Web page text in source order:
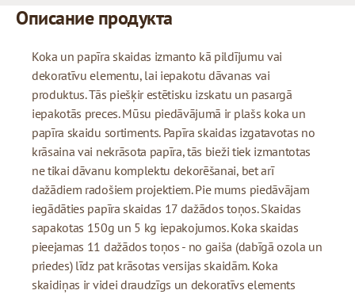
Описание продукта
Koka un papīra skaidas izmanto kā pildījumu vai
dekoratīvu elementu, lai iepakotu dāvanas vai
produktus. Tās piešķir estētisku izskatu un pasargā
iepakotās preces. Mūsu piedāvājumā ir plašs koka un
papīra skaidu sortiments. Papīra skaidas izgatavotas no
krāsaina vai nekrāsota papīra, tās bieži tiek izmantotas
ne tikai dāvanu komplektu dekorēšanai, bet arī
dažādiem radošiem projektiem. Pie mums piedāvājam
iegādāties papīra skaidas 17 dažādos toņos. Skaidas
sapakotas 150g un 5 kg iepakojumos. Koka skaidas
pieejamas 11 dažādos toņos - no gaiša (dabīgā ozola un
priedes) līdz pat krāsotas versijas skaidām. Koka
skaidiņas ir videi draudzīgs un dekoratīvs elements